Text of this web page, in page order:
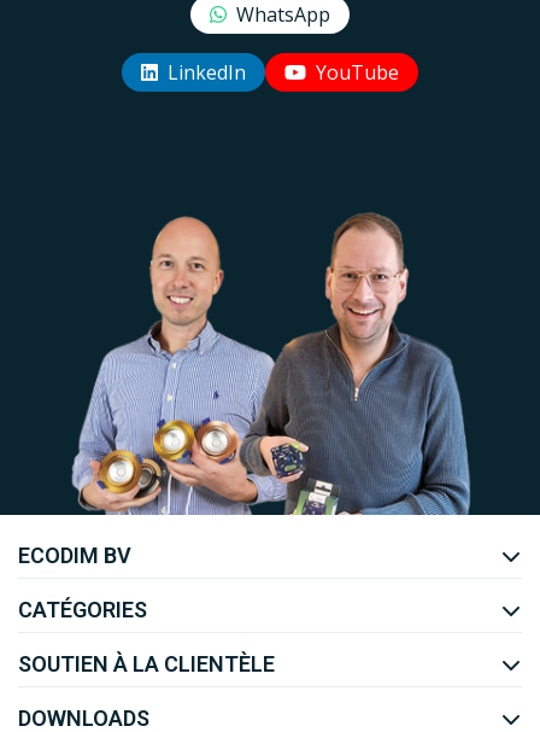
WhatsApp
LinkedIn YouTube
Uw EcoDim team
ECODIM BV
CATÉGORIES
SOUTIEN À LA CLIENTÈLE
DOWNLOADS